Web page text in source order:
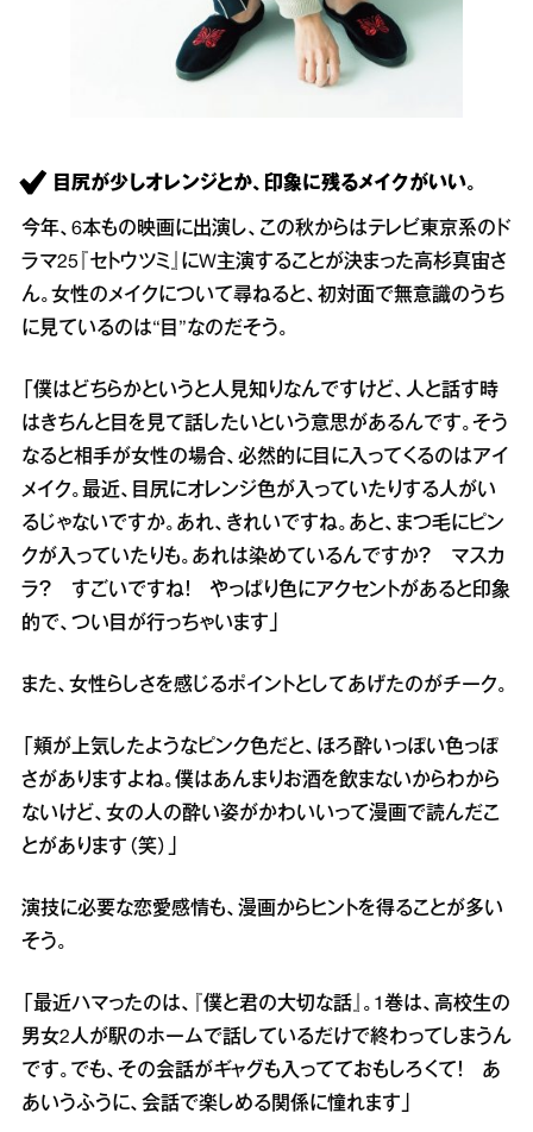
目尻が少しオレンジとか、印象に残るメイクがいい。
今年、6本もの映画に出演し、この秋からはテレビ東京系のド
ラマ25『セトウツミ』にW主演することが決まった高杉真宙さ
ん。女性のメイクについて尋ねると、初対面で無意識のうち
に見ているのは“目”なのだそう。
「僕はどちらかというと人見知りなんですけど、人と話す時
はきちんと目を見て話したいという意思があるんです。そう
なると相手が女性の場合、必然的に目に入ってくるのはアイ
メイク。最近、目尻にオレンジ色が入っていたりする人がい
るじゃないですか。あれ、きれいですね。あと、まつ毛にピン
クが入っていたりも。あれは染めているんですか？ マスカ
ラ？ すごいですね！ やっぱり色にアクセントがあると印象
的で、つい目が行っちゃいます」
また、女性らしさを感じるポイントとしてあげたのがチーク。
「頬が上気したようなピンク色だと、ほろ酔いっぽい色っぽ
さがありますよね。僕はあんまりお酒を飲まないからわから
ないけど、女の人の酔い姿がかわいいって漫画で読んだこ
とがあります（笑）」
演技に必要な恋愛感情も、漫画からヒントを得ることが多い
そう。
「最近ハマったのは、『僕と君の大切な話』。1巻は、高校生の
男女2人が駅のホームで話しているだけで終わってしまうん
です。でも、その会話がギャグも入ってておもしろくて！ あ
あいうふうに、会話で楽しめる関係に憧れます」